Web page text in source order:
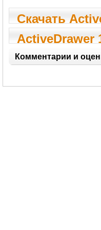
Скачать
1.8.7
ActiveDrawer
Комментарии и